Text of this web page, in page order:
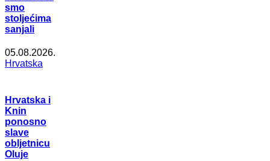
smo
stoljećima
sanjali
05.08.2026.
Hrvatska
Hrvatska i
Knin
ponosno
slave
obljetnicu
Oluje